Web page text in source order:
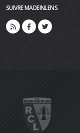
SUIVRE MADEINLENS